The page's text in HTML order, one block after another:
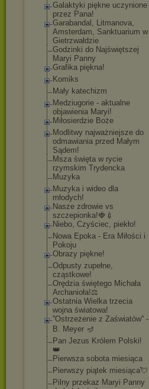
Galaktyki piękne uczynione
przez Pana!
Garabandal, Litmanova,
Amsterdam, Sanktuarium w
Gietrzwałdzie
Godzinki do Najświętszej
Maryi Panny
Grafika piękna!
Komiks
Mały katechizm
Medziugorie - aktualne
objawienia Maryi!
Miłosierdzie Boże
Modlitwy najważniejsze do
odmawiania przed Małym
Sądem!
Msza święta w rycie
rzymskim Trydencka
Muzyka
Muzyka i wideo dla
młodych!
Nasze zdrowie vs
szczepionka!🍓💉
Niebo, Czyściec, piekło!
Nowa Epoka - Era Miłości i
Pokoju
Obrazy piękne!
Odpusty zupełne,
cząstkowe!
Orędzia świętego Michała
Archanioła!⚖️
Ostatnia Wielka trzecia
wojna światowa!
''Ostrzeżenie z Zaświatów'' -
B. Meyer 🪔
Pan Jezus Królem Polski!
👑
Pierwsza sobota miesiąca
Pierwszy piątek miesiąca💘
Pilny przekaz Maryi Panny